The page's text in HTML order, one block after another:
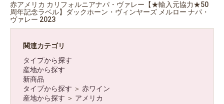
赤アメリカ カリフォルニアナパ・ヴァレー【★輸入元協力★50
周年記念ラベル】ダックホーン・ヴィンヤーズ メルロー ナパ・
ヴァレー 2023
関連カテゴリ
タイプから探す
産地から探す
新商品
タイプから探す ＞ 赤ワイン
産地から探す ＞ アメリカ